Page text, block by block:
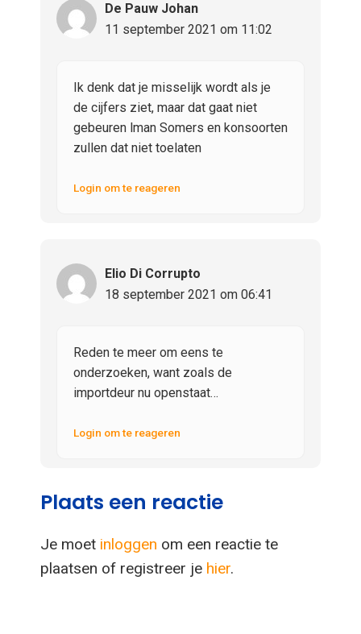
De Pauw Johan
11 september 2021 om 11:02
Ik denk dat je misselijk wordt als je
de cijfers ziet, maar dat gaat niet
gebeuren lman Somers en konsoorten
zullen dat niet toelaten
Login om te reageren
Elio Di Corrupto
18 september 2021 om 06:41
Reden te meer om eens te
onderzoeken, want zoals de
importdeur nu openstaat…
Login om te reageren
Plaats een reactie
Je moet inloggen om een reactie te
plaatsen of registreer je hier.